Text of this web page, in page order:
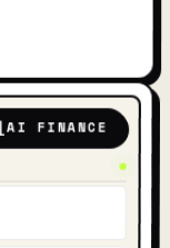
AI FINANCE